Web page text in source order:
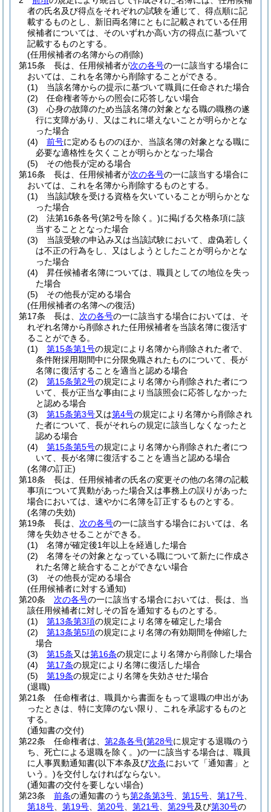
者の氏名及び得点をそれぞれの試験を通じて、得点順に記
載するものとし、新旧両名簿にともに記載されている任用
候補者については、そのいずれか高い方の得点に基づいて
記載するものとする。
(任用候補者の名簿からの削除)
第15条
長は、任用候補者が次の各号の一に該当する場合に
おいては、これを名簿から削除することができる。
(1)
当該名簿からの提示に基づいて職員に任命された場合
(2)
任命権者等からの照会に応答しない場合
(3)
心身の故障のため当該名簿の対象となる職の職務の遂
行に支障があり、又はこれに堪えないことが明らかとな
った場合
(4)
前号に定めるもののほか、当該名簿の対象となる職に
必要な適格性を欠くことが明らかとなった場合
(5)
その他長が定める場合
第16条
長は、任用候補者が次の各号の一に該当する場合に
おいては、これを名簿から削除するものとする。
(1)
当該試験を受ける資格を欠いていることが明らかとな
った場合
(2)
法第16条各号(第2号を除く。)に掲げる欠格条項に該
当することとなった場合
(3)
当該受験の申込み又は当該試験において、虚偽若しく
は不正の行為をし、又はしようとしたことが明らかとな
った場合
(4)
昇任候補者名簿については、職員としての地位を失っ
た場合
(5)
その他長が定める場合
(任用候補者の名簿への復活)
第17条
長は、 次の各号の一に該当する場合においては、そ
れぞれ名簿から削除された任用候補者を当該名簿に復活す
ることができる。
(1)
第15条第1号の規定により名簿から削除された者で、
条件附採用期間中に分限免職されたものについて、長が
名簿に復活することを適当と認める場合
(2)
第15条第2号の規定により名簿から削除された者につ
いて、長が正当な事由により当該照会に応答しなかった
と認める場合
(3)
第15条第3号又は第4号の規定により名簿から削除され
た者について、長がそれらの規定に該当しなくなったと
認める場合
(4)
第15条第5号の規定により名簿から削除された者につ
いて、長が名簿に復活することを適当と認める場合
(名簿の訂正)
第18条
長は、任用候補者の氏名の変更その他の名簿の記載
事項について異動があった場合又は事務上の誤りがあった
場合においては、速やかに名簿を訂正するものとする。
(名簿の失効)
第19条
長は、 次の各号の一に該当する場合においては、名
簿を失効させることができる。
(1)
名簿が確定後1年以上を経過した場合
(2)
名簿をその対象となっている職について新たに作成さ
れた名簿と統合することができない場合
(3)
その他長が定める場合
(任用候補者に対する通知)
第20条
次の各号の一に該当する場合においては、長は、当
該任用候補者に対しその旨を通知するものとする。
(1)
第13条第3項の規定により名簿を確定した場合
(2)
第13条第5項の規定により名簿の有効期間を伸縮した
場合
(3)
第15条又は第16条の規定により名簿から削除した場合
(4)
第17条の規定により名簿に復活した場合
(5)
第19条の規定により名簿を失効させた場合
(退職)
第21条
任命権者は、職員から書面をもって退職の申出があ
ったときは、特に支障のない限り、これを承認するものと
する。
(通知書の交付)
第22条
任命権者は、 第2条各号(第28号に規定する退職のう
ち、死亡による退職を除く。)の一に該当する場合は、職員
に人事異動通知書(以下本条及び次条において「通知書」と
いう。)を交付しなければならない。
(通知書の交付を要しない場合)
第23条
前条の通知書のうち第2条第3号 第15号 第17号
第18号
第19号 第20号 第21号 第29号及び第30号の